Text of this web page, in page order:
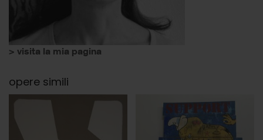
> visita la mia pagina
opere simili